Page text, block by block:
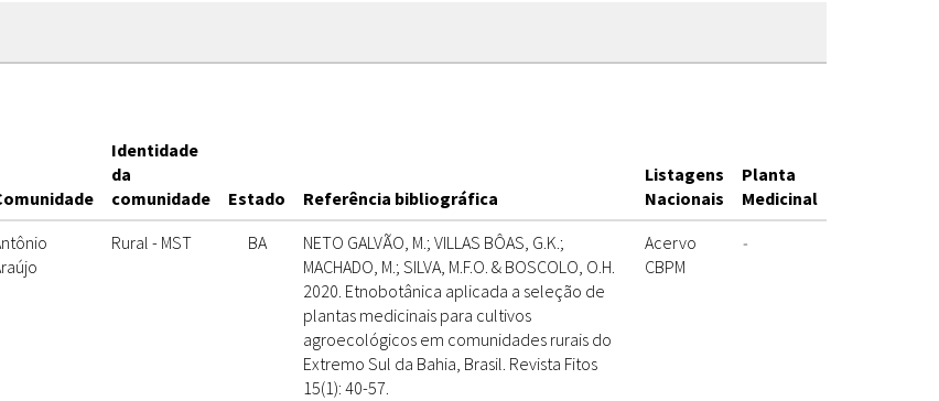
Identidade
da
comunidade
Estado Referência bibliográfica
Listagens
Nacionais
Planta
Medicinal
Rural - MST BA
NETO GALVÃO, M.; VILLAS BÔAS, G.K.;
MACHADO, M.; SILVA, M.F.O. & BOSCOLO, O.H.
2020. Etnobotânica aplicada a seleção de
plantas medicinais para cultivos
agroecológicos em comunidades rurais do
Extremo Sul da Bahia, Brasil. Revista Fitos
15(1): 40-57.
Acervo
CBPM
-